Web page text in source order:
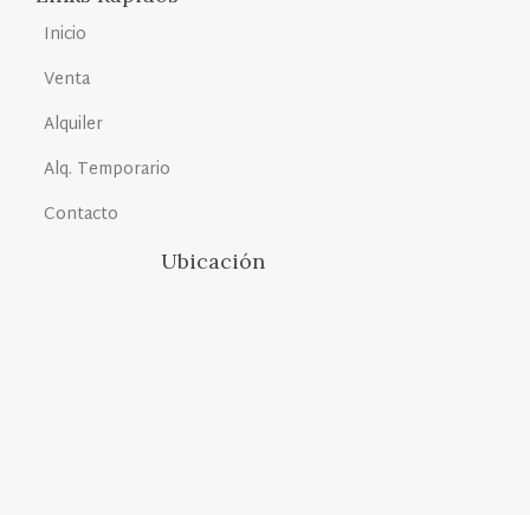
Inicio
Venta
Alquiler
Alq. Temporario
Contacto
Ubicación